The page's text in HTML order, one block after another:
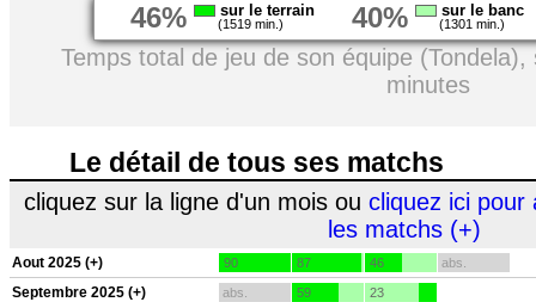
46% sur le terrain
(1519 min.) 40% sur le banc
(1301 min.)
Temps total de jeu de son équipe
minutes
Le détail de tous ses matchs
cliquez sur la ligne d'un mois ou cliquez ici pour
les matchs (+)
Aout 2025 (+) 90 87 46 abs.
Septembre 2025 (+) abs. 59 23